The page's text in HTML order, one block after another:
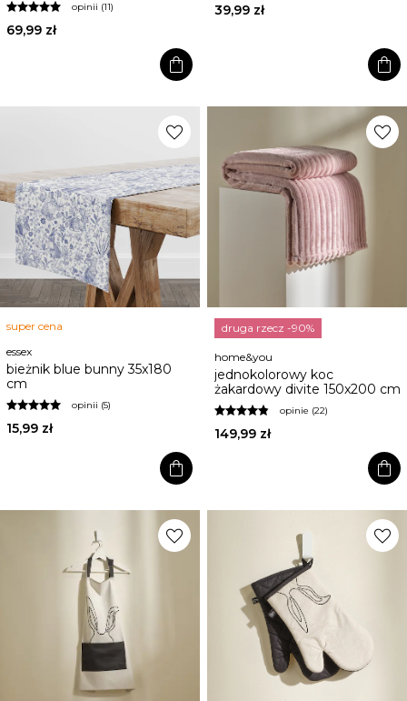
opinii (11)
69,99 zł
shopping_bag
39,99 zł
shopping_bag
favorite
super cena
essex
bieżnik blue bunny 35x180
cm
opinii (5)
15,99 zł
shopping_bag
favorite
druga rzecz -90%
home&you
jednokolorowy koc
żakardowy divite 150x200 cm
opinie (22)
149,99 zł
shopping_bag
favorite favorite